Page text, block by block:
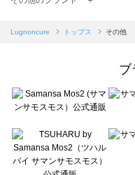
Samansa Mos2 blue（サマンサモ
sō4ū（ソウフォーユー）のトップ
Te chichi（テチチ）のトップス一覧
Te chichi CLASSIC（テチチ クラシ
Lugnoncure（ルノンキュール）の
BETTY'S BLUE（べティーズブルー
Wpc.（ワールドパーティー）のトッ
Lugnoncure トップス その他
ブ